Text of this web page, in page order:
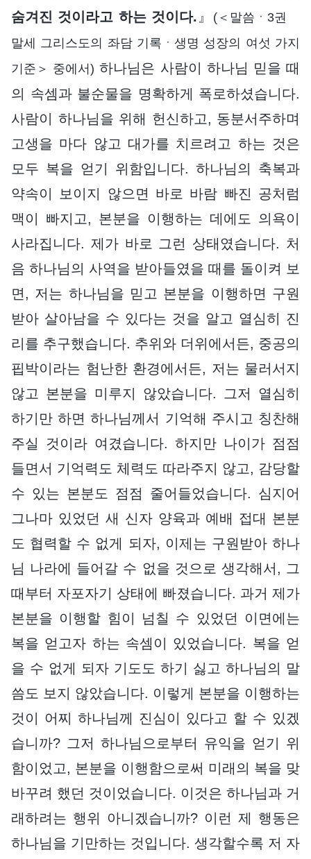
숨겨진 것이라고 하는 것이다. 』
(＜말씀ㆍ3권
말세 그리스도의 좌담 기록ㆍ생명 성장의 여섯 가지
기준＞ 중에서) 하나님은 사람이 하나님 믿을 때
의 속셈과 불순물을 명확하게 폭로하셨습니다.
사람이 하나님을 위해 헌신하고, 동분서주하며
고생을 마다 않고 대가를 치르려고 하는 것은
모두 복을 얻기 위함입니다. 하나님의 축복과
약속이 보이지 않으면 바로 바람 빠진 공처럼
맥이 빠지고, 본분을 이행하는 데에도 의욕이
사라집니다. 제가 바로 그런 상태였습니다. 처
음 하나님의 사역을 받아들였을 때를 돌이켜 보
면, 저는 하나님을 믿고 본분을 이행하면 구원
받아 살아남을 수 있다는 것을 알고 열심히 진
리를 추구했습니다. 추위와 더위에서든, 중공의
핍박이라는 험난한 환경에서든, 저는 물러서지
않고 본분을 미루지 않았습니다. 그저 열심히
하기만 하면 하나님께서 기억해 주시고 칭찬해
주실 것이라 여겼습니다. 하지만 나이가 점점
들면서 기억력도 체력도 따라주지 않고, 감당할
수 있는 본분도 점점 줄어들었습니다. 심지어
그나마 있었던 새 신자 양육과 예배 접대 본분
도 협력할 수 없게 되자, 이제는 구원받아 하나
님 나라에 들어갈 수 없을 것으로 생각해서, 그
때부터 자포자기 상태에 빠졌습니다. 과거 제가
본분을 이행할 힘이 넘칠 수 있었던 이면에는
복을 얻고자 하는 속셈이 있었습니다. 복을 얻
을 수 없게 되자 기도도 하기 싫고 하나님의 말
씀도 보지 않았습니다. 이렇게 본분을 이행하는
것이 어찌 하나님께 진심이 있다고 할 수 있겠
습니까? 그저 하나님으로부터 유익을 얻기 위
함이었고, 본분을 이행함으로써 미래의 복을 맞
바꾸려 했던 것이었습니다. 이것은 하나님과 거
래하려는 행위 아니겠습니까? 이런 제 행동은
하나님을 기만하는 것입니다. 생각할수록 저 자